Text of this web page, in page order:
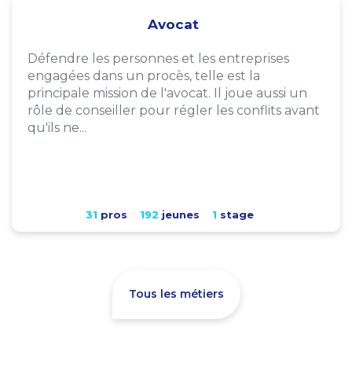
Avocat
Défendre les personnes et les entreprises
engagées dans un procès, telle est la
principale mission de l'avocat. Il joue aussi un
rôle de conseiller pour régler les conflits avant
qu'ils ne...
31 pros 192 jeunes 1 stage
Tous les métiers